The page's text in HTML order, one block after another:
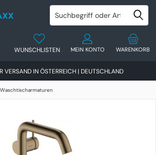
VERSAND IN ÖSTERREICH | DEUTSCHLAND
WARENKORB
WUNSCHLISTEN MEIN KONTO
Waschtischarmaturen